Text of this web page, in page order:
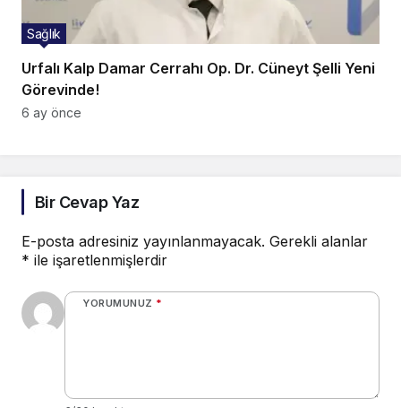
Urfalı Kalp Damar Cerrahı Op. Dr. Cüneyt Şelli Yeni
Görevinde!
Sağlık
6 ay önce
Bir Cevap Yaz
E-posta adresiniz yayınlanmayacak. Gerekli alanlar
* ile işaretlenmişlerdir
YORUMUNUZ *